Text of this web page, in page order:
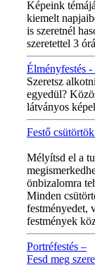
Képeink
kiemelt
is szeretnél
szeretettel 3
Élményfestés -
Szeretsz
egyedül?
látványos
Festő
Mélyítsd el a
önbizalomra
Minden
festményedet,
festmények
Portréfestés –
Fesd meg